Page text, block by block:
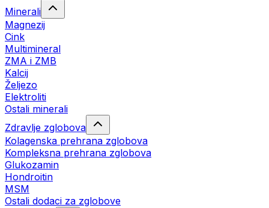
Minerali
Magnezij
Cink
Multimineral
ZMA i ZMB
Kalcij
Željezo
Elektroliti
Ostali minerali
Zdravlje zglobova
Kolagenska prehrana zglobova
Kompleksna prehrana zglobova
Glukozamin
Hondroitin
MSM
Ostali dodaci za zglobove